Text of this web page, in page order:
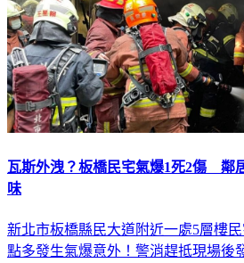
瓦斯外洩？板橋民宅氣爆1死2傷 鄰
味
新北市板橋縣民大道附近一處5層樓
點多發生氣爆意外！警消趕抵現場後